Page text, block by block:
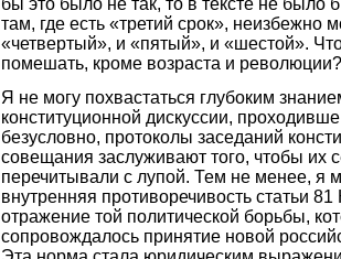
там, где есть «третий срок», неизбежно
«четвертый», и «пятый», и «шестой».
помешать, кроме возраста и революции?
Я не могу похвастаться глубоким
конституционной дискуссии,
безусловно, протоколы заседаний
совещания заслуживают того, чтобы их
перечитывали с лупой. Тем не менее, я
внутренняя противоречивость статьи
отражение той политической борьбы,
сопровождалось принятие новой